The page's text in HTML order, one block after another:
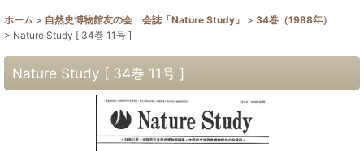
ホーム > 自然史博物館友の会 会誌「Nature Study」 > 34巻（1988年）
> Nature Study [ 34巻 11号 ]
Nature Study [ 34巻 11号 ]